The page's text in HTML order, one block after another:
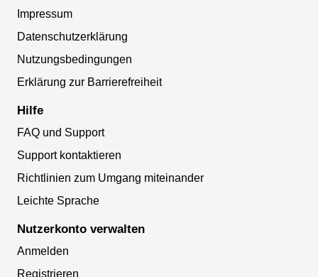
Impressum
Datenschutzerklärung
Nutzungsbedingungen
Erklärung zur Barrierefreiheit
Hilfe
FAQ und Support
Support kontaktieren
Richtlinien zum Umgang miteinander
Leichte Sprache
Nutzerkonto verwalten
Anmelden
Registrieren